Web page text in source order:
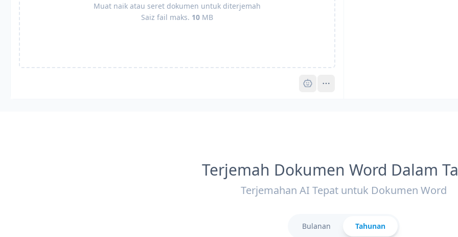
Muat naik atau seret dokumen untuk diterjemah
Saiz fail maks. 10MB
Terjemah Dokumen Word Dalam
Terjemahan AI Tepat untuk Dokumen Word
Bulanan Tahunan